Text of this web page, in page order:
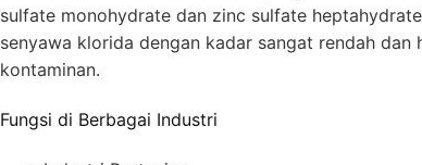
sulfate monohydrate dan zinc sulfate
senyawa klorida dengan kadar sangat rendah dan
kontaminan.
Fungsi di Berbagai Industri